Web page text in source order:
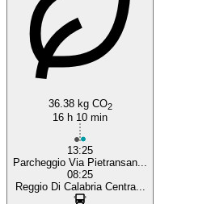
36.38 kg CO2
16 h 10 min
13:25
Parcheggio Via Pietransan...
08:25
Reggio Di Calabria Centra...